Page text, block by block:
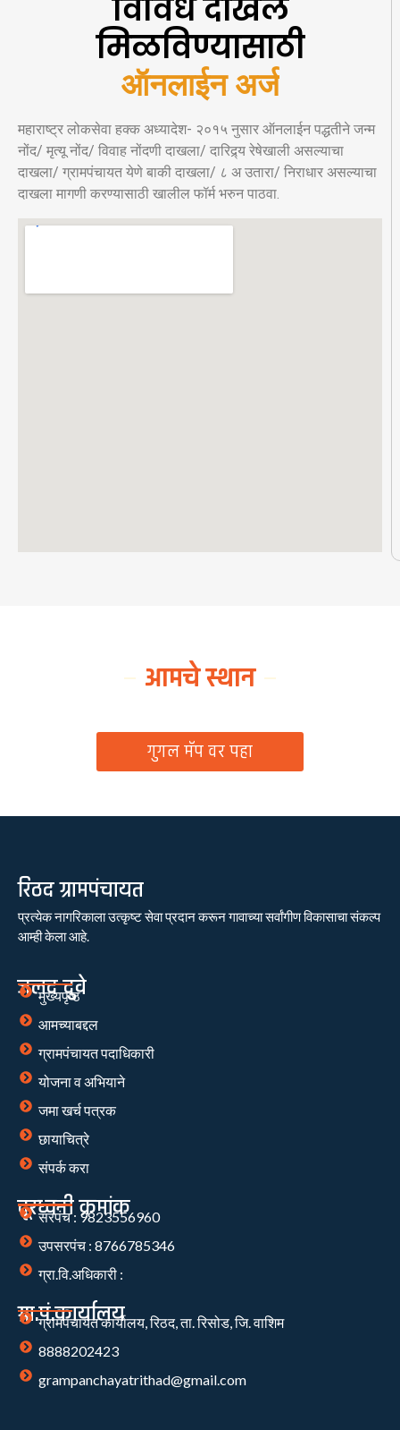
विविध दाखले
मिळविण्यासाठी
ऑनलाईन अर्ज
महाराष्ट्र लोकसेवा हक्क अध्यादेश- २०१५ नुसार ऑनलाईन पद्धतीने जन्म
नोंद/ मृत्यू नोंद/ विवाह नोंदणी दाखला/ दारिद्र्य रेषेखाली असल्याचा
दाखला/ ग्रामपंचायत येणे बाकी दाखला/ ८ अ उतारा/ निराधार असल्याचा
दाखला मागणी करण्यासाठी खालील फॉर्म भरुन पाठवा.
आमचे स्थान
गुगल मॅप वर पहा
रिठद ग्रामपंचायत
प्रत्येक नागरिकाला उत्कृष्ट सेवा प्रदान करून गावाच्या सर्वांगीण विकासाचा संकल्प
आम्ही केला आहे.
जलद दुवे
मुख्यपृष्ठ
आमच्याबद्दल
ग्रामपंचायत पदाधिकारी
योजना व अभियाने
जमा खर्च पत्रक
छायाचित्रे
संपर्क करा
दूरध्वनी क्रमांक
सरपंच : 9823556960
उपसरपंच : 8766785346
ग्रा.वि.अधिकारी :
ग्रा.पं.कार्यालय
ग्रामपंचायत कार्यालय, रिठद, ता. रिसोड, जि. वाशिम
8888202423
grampanchayatrithad@gmail.com